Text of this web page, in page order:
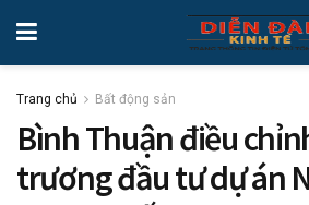
Trang chủ Bất động sản
Bình Thuận điều
trương đầu tư dự án